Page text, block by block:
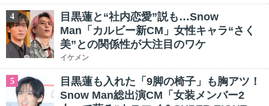
4
目黒蓮と“社内恋愛”説も…Snow
Man「カルビー新CM」女性キャラ“さく
美”との関係性が大注目のワケ
イケメン
5
目黒蓮も入れた「9脚の椅子」も胸アツ！
Snow Man総出演CM「女装メンバー2